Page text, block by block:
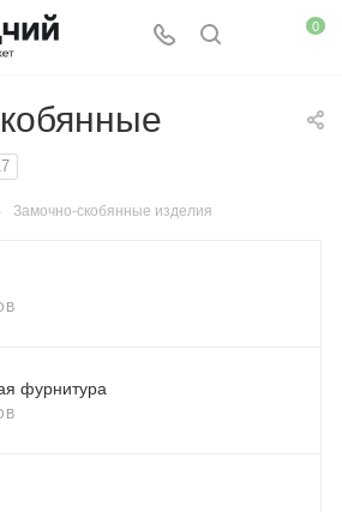
0
Замочно-скобянные изделия
фурнитура